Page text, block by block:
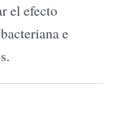
el efecto
e